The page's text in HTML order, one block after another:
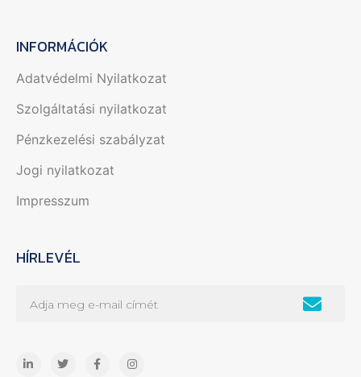
INFORMÁCIÓK
Adatvédelmi Nyilatkozat
Szolgáltatási nyilatkozat
Pénzkezelési szabályzat
Jogi nyilatkozat
Impresszum
HÍRLEVÉL